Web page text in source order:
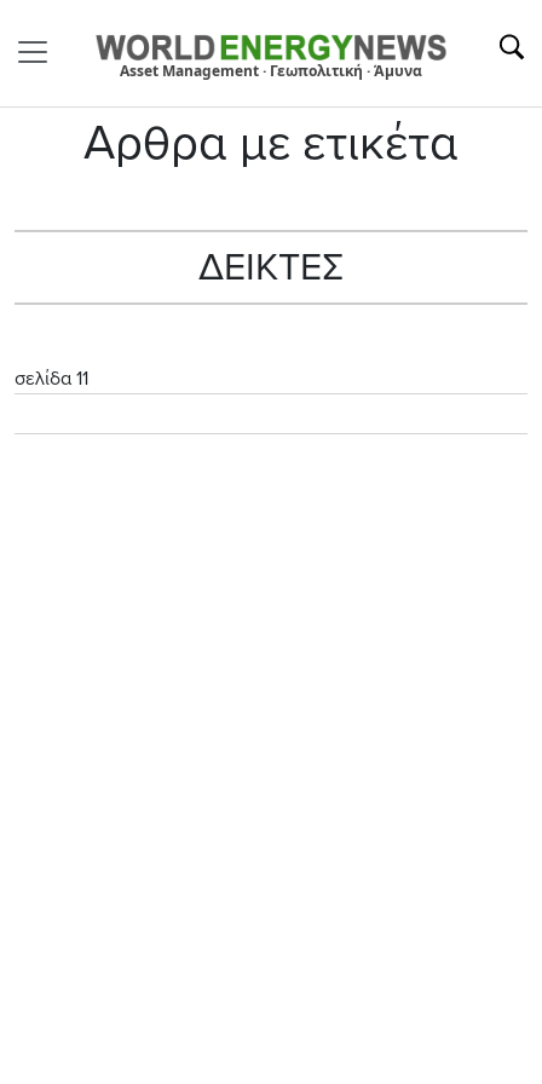
Asset Management · Γεωπολιτική · Άμυνα
Αρθρα με ετικέτα
ΔΕΙΚΤΕΣ
σελίδα 11